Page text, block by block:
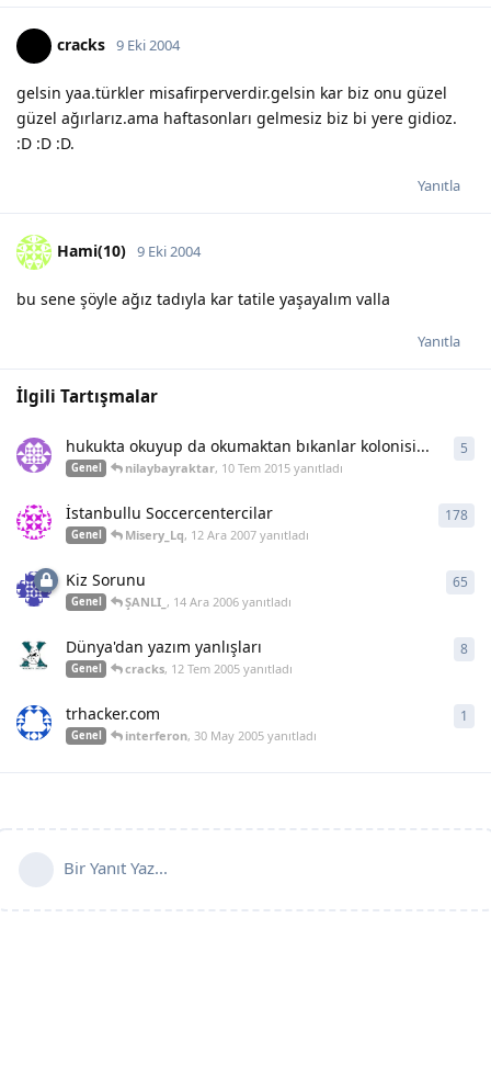
cracks 9 Eki 2004
gelsin yaa.türkler misafirperverdir.gelsin kar biz onu güzel
güzel ağırlarız.ama haftasonları gelmesiz biz bi yere gidioz.
:D :D :D.
Yanıtla
Hami(10) 9 Eki 2004
bu sene şöyle ağız tadıyla kar tatile yaşayalım valla
Yanıtla
İlgili Tartışmalar
hukukta okuyup da okumaktan bıkanlar kolonisi...
Genel nilaybayraktar, 10 Tem 2015 yanıtladı
5
İstanbullu Soccercentercilar
Genel Misery_Lq, 12 Ara 2007 yanıtladı
178
Kiz Sorunu
Genel ŞANLI_ , 14 Ara 2006 yanıtladı
65
Dünya'dan yazım yanlışları
Genel cracks, 12 Tem 2005 yanıtladı
8
trhacker.com
Genel interferon,30 May 2005 yanıtladı
1
Bir Yanıt Yaz...